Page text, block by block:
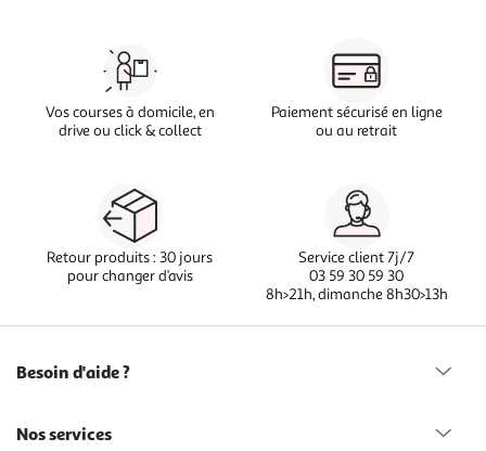
Vos courses à domicile, en
drive ou click & collect
Paiement sécurisé en ligne
ou au retrait
Retour produits : 30 jours
pour changer d’avis
Service client 7j/7
03 59 30 59 30
8h>21h, dimanche 8h30>13h
Besoin d'aide ?
Nos services